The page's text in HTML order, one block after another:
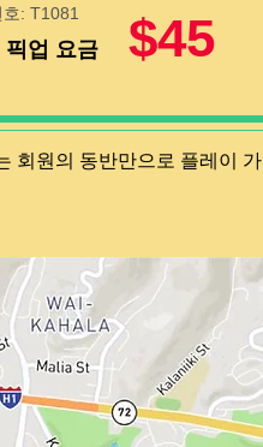
: T1081
픽업 요금 $45
회원의 동반만으로 플레이 가